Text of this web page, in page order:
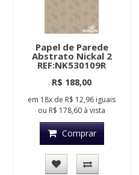
Papel de Parede
Abstrato Nickal 2
REF:NK530109R
R$ 188,00
em 18x de R$ 12,96 iguais
ou R$ 178,60 à vista
Comprar